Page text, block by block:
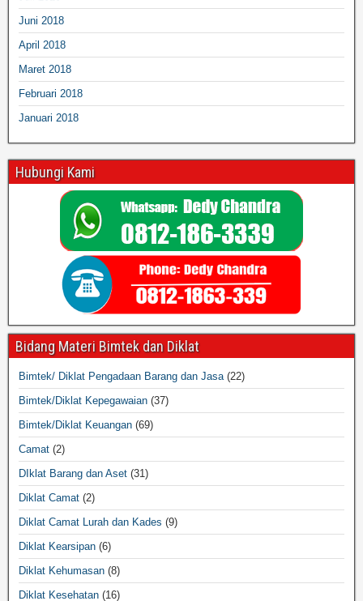
Juni 2018
April 2018
Maret 2018
Februari 2018
Januari 2018
Hubungi Kami
Bidang Materi Bimtek dan Diklat
Bimtek/ Diklat Pengadaan Barang dan Jasa(22)
Bimtek/Diklat Kepegawaian (37)
Bimtek/Diklat Keuangan (69)
Camat (2)
DIklat Barang dan Aset (31)
Diklat Camat (2)
Diklat Camat Lurah dan Kades (9)
Diklat Kearsipan (6)
Diklat Kehumasan (8)
Diklat Kesehatan (16)